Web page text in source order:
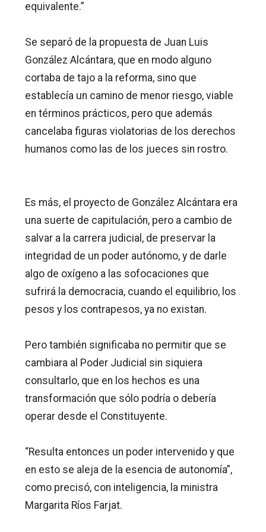
equivalente.”
Se separó de la propuesta de Juan Luis
González Alcántara, que en modo alguno
cortaba de tajo a la reforma, sino que
establecía un camino de menor riesgo, viable
en términos prácticos, pero que además
cancelaba figuras violatorias de los derechos
humanos como las de los jueces sin rostro.
Es más, el proyecto de González Alcántara era
una suerte de capitulación, pero a cambio de
salvar a la carrera judicial, de preservar la
integridad de un poder autónomo, y de darle
algo de oxígeno a las sofocaciones que
sufrirá la democracia, cuando el equilibrio, los
pesos y los contrapesos, ya no existan.
Pero también significaba no permitir que se
cambiara al Poder Judicial sin siquiera
consultarlo, que en los hechos es una
transformación que sólo podría o debería
operar desde el Constituyente.
“Resulta entonces un poder intervenido y que
en esto se aleja de la esencia de autonomía”,
como precisó, con inteligencia, la ministra
Margarita Ríos Farjat.